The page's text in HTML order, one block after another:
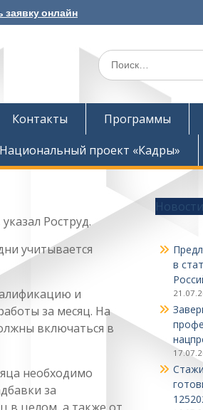
заявку онлайн
Поиск
по:
Контакты
Программы
Национальный проект «Кадры»
Роструд.
учитывается
и
за месяц. На
включаться в
необходимо
за
Новости
в